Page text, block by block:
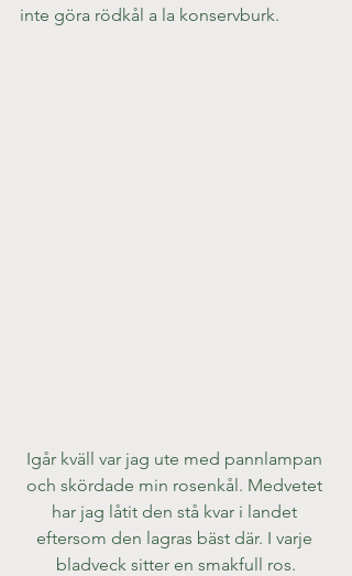
inte göra rödkål a la konservburk.
Igår kväll var jag ute med pannlampan
och skördade min rosenkål. Medvetet
har jag låtit den stå kvar i landet
eftersom den lagras bäst där. I varje
bladveck sitter en smakfull ros.